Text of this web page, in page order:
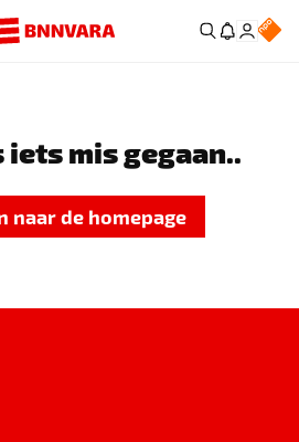
iets mis gegaan..
naar de homepage